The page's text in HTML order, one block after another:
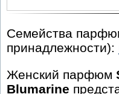
Семейства
принадлежности):
Женский парфюм
Blumarine